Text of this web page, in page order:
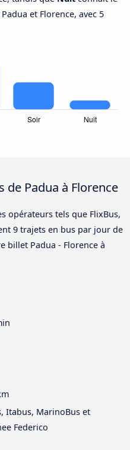
et Florence, avec 5
Padua à Florence
opérateurs tels que FlixBus,
9 trajets en bus par jour de
billet Padua - Florence à
Itabus, MarinoBus et
Federico